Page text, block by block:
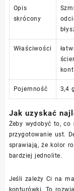
Opis
skrócony
Właściwości
Pojemność 3,4 g
Jak uzyskać
Żeby wydobyć to, co
przygotowanie ust.
sprawiają, że kolor
bardziej jednolite.
Jeśli zależy Ci na
konturówki. To